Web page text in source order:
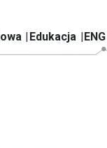
Edukacja ENG